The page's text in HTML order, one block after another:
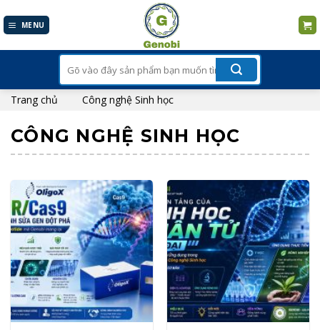
to
MENU
kiếm:
Trang chủ Công nghệ Sinh học
CÔNG NGHỆ SINH HỌC